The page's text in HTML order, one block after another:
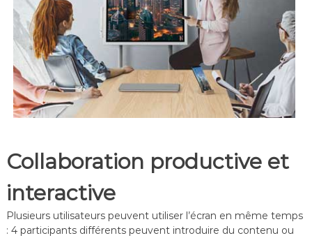
Collaboration productive et
interactive
Plusieurs utilisateurs peuvent utiliser l’écran en même temps
: 4 participants différents peuvent introduire du contenu ou